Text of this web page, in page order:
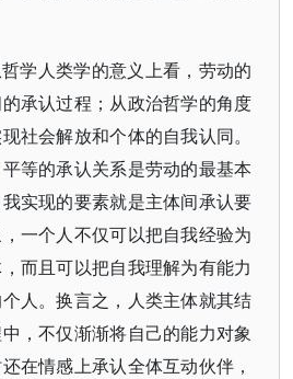
学人类学的意义上看，劳动的
承认过程；从政治哲学的角度
社会解放和个体的自我认同。
等的承认关系是劳动的最基本
实现的要素就是主体间承认要
一个人不仅可以把自我经验为
而且可以把自我理解为有能力
人。换言之，人类主体就其结
，不仅渐渐将自己的能力对象
在情感上承认全体互动伙伴，